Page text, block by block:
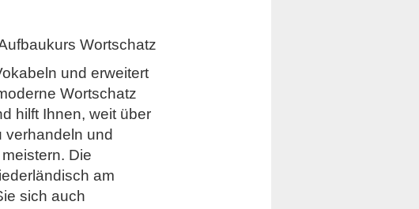
und erweitert
Wortschatz
hilft Ihnen, weit über
verhandeln und
Die
am
sich auch